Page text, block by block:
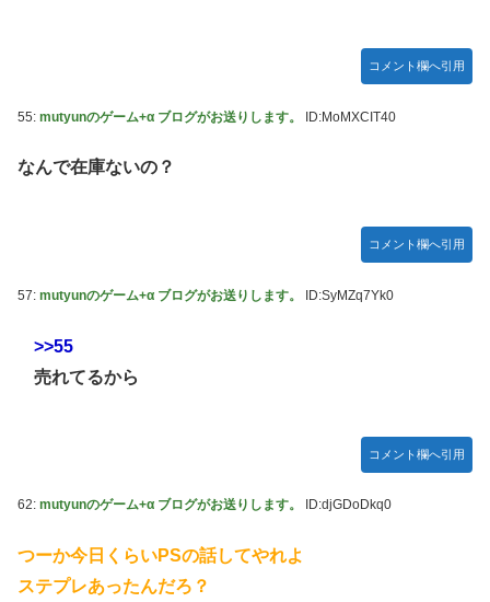
コメント欄へ引用
55: mutyunのゲーム+α ブログがお送りします。 ID:MoMXCIT40
なんで在庫ないの？
コメント欄へ引用
57: mutyunのゲーム+α ブログがお送りします。 ID:SyMZq7Yk0
>>55
売れてるから
コメント欄へ引用
62: mutyunのゲーム+α ブログがお送りします。 ID:djGDoDkq0
つーか今日くらいPSの話してやれよ
ステプレあったんだろ？